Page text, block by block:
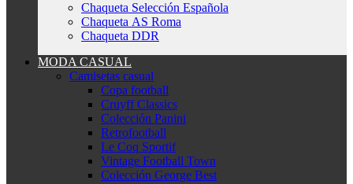
Chaqueta Selección Española
Chaqueta AS Roma
Chaqueta DDR
MODA CASUAL
Camisetas casual
Copa football
Cruyff Classics
Colección Panini
Retrofootball
Le Coq Sportif
Vintage Football Town
Colección George Best